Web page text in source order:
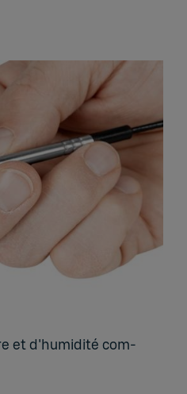
et d'hu­mi­dité com­